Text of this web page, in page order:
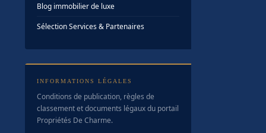
Blog immobilier de luxe
Sélection Services & Partenaires
INFORMATIONS LÉGALES
Conditions de publication, règles de
classement et documents légaux du portail
Propriétés De Charme.